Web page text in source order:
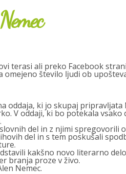
terasi ali preko Facebook strani
omejeno število ljudi ob
oddaja, ki jo skupaj
V oddaji, ki bo potekala
del in z njimi spregovorili
del in s tem poskušali
kakšno novo literarno
branja proze v živo.
Nemec.